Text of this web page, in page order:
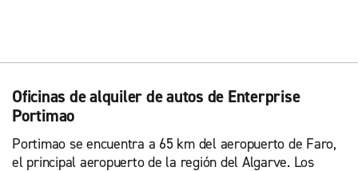
Oficinas de alquiler de autos de Enterprise
Portimao
Portimao se encuentra a 65 km del aeropuerto de Faro,
el principal aeropuerto de la región del Algarve. Los